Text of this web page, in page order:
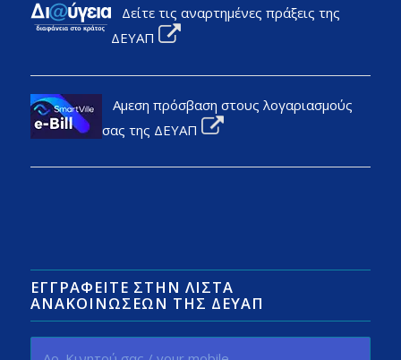
Δείτε τις αναρτημένες πράξεις της
ΔΕΥΑΠ
Αμεση πρόσβαση στους λογαριασμούς
σας της ΔΕΥΑΠ
ΕΓΓΡΑΦΕΊΤΕ ΣΤΗΝ ΛΊΣΤΑ
ΑΝΑΚΟΙΝΏΣΕΩΝ ΤΗΣ ΔΕΥΑΠ